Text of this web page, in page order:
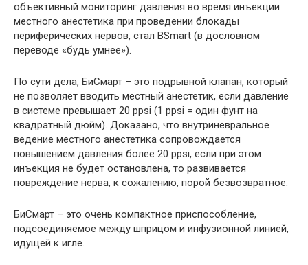
объективный мониторинг давления во время инъекции
местного анестетика при проведении блокады
периферических нервов, стал BSmart (в дословном
переводе «будь умнее»).
По сути дела, БиСмарт – это подрывной клапан, который
не позволяет вводить местный анестетик, если давление
в системе превышает 20 ppsi (1 ppsi = один фунт на
квадратный дюйм). Доказано, что внутриневральное
ведение местного анестетика сопровождается
повышением давления более 20 ppsi, если при этом
инъекция не будет остановлена, то развивается
повреждение нерва, к сожалению, порой безвозвратное.
БиСмарт – это очень компактное приспособление,
подсоединяемое между шприцом и инфузионной линией,
идущей к игле.